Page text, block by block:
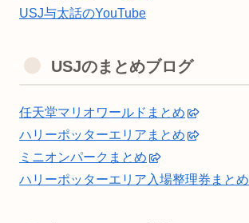
USJ与太話のYouTube
USJのまとめブログ
任天堂マリオワールドまとめ
ハリーポッターエリアまとめ
ミニオンパークまとめ
ハリーポッターエリア入場整理券まとめ